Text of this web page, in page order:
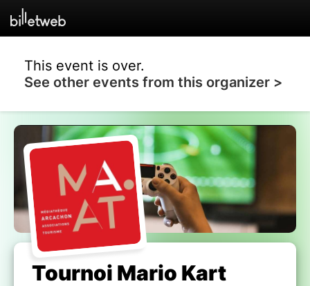
This event is over.
See other events from this organizer >
Tournoi Mario Kart